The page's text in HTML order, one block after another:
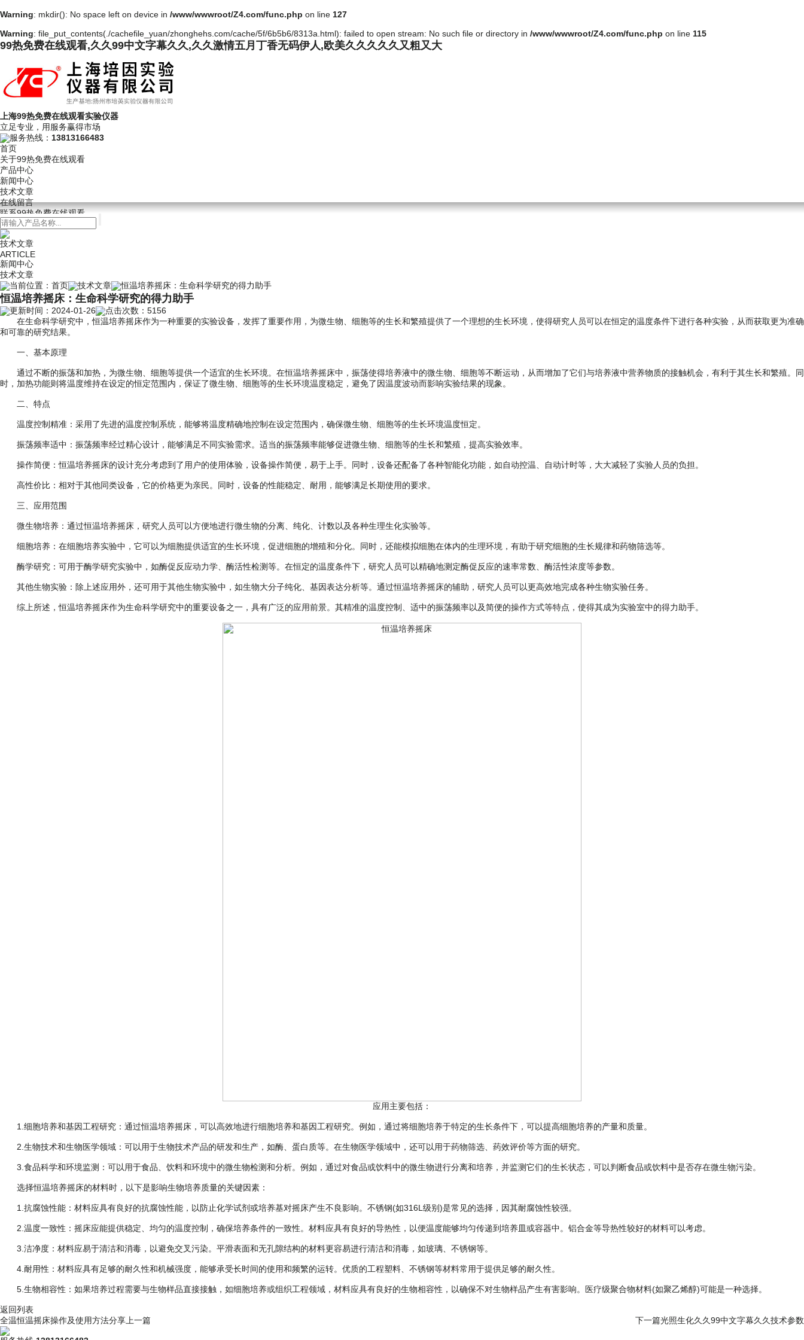
Warning: mkdir(): No space left on device in /www/wwwroot/Z4.com/func.php on line 127
Warning: file_put_contents(./cachefile_yuan/zhonghehs.com/cache/5f/6b5b6/8313a.html): failed to open stream: No such file or directory in /www/wwwroot/Z4.com/func.php on line 115
99热免费在线观看,久久99中文字幕久久,久久激情五月丁香无码伊人,欧美久久久久久又粗又大
上海99热免费在线观看实验仪器
立足专业，用服务赢得市场
服务热线： 13813166483
首页
关于99热免费在线观看
产品中心
新闻中心
技术文章
在线留言
联系99热免费在线观看
技术文章
ARTICLE
新闻中心
技术文章
当前位置： 首页 技术文章 恒温培养摇床：生命科学研究的得力助手
恒温培养摇床：生命科学研究的得力助手
更新时间：2024-01-26
点击次数：5156
在生命科学研究中，恒温培养摇床作为一种重要的实验设备，发挥了重要作用，为微生物、细胞等的生长和繁殖提供了一个理想的生长环境，使得研究人员可以在恒定的温度条件下进行各种实验，从而获取更为准确
和可靠的研究结果。
一、基本原理
通过不断的振荡和加热，为微生物、细胞等提供一个适宜的生长环境。在恒温培养摇床中，振荡使得培养液中的微生物、细胞等不断运动，从而增加了它们与培养液中营养物质的接触机会，有利于其生长和繁殖。同
时，加热功能则将温度维持在设定的恒定范围内，保证了微生物、细胞等的生长环境温度稳定，避免了因温度波动而影响实验结果的现象。
二、特点
温度控制精准：采用了先进的温度控制系统，能够将温度精确地控制在设定范围内，确保微生物、细胞等的生长环境温度恒定。
振荡频率适中：振荡频率经过精心设计，能够满足不同实验需求。适当的振荡频率能够促进微生物、细胞等的生长和繁殖，提高实验效率。
操作简便：恒温培养摇床的设计充分考虑到了用户的使用体验，设备操作简便，易于上手。同时，设备还配备了各种智能化功能，如自动控温、自动计时等，大大减轻了实验人员的负担。
高性价比：相对于其他同类设备，它的价格更为亲民。同时，设备的性能稳定、耐用，能够满足长期使用的要求。
三、应用范围
微生物培养：通过恒温培养摇床，研究人员可以方便地进行微生物的分离、纯化、计数以及各种生理生化实验等。
细胞培养：在细胞培养实验中，它可以为细胞提供适宜的生长环境，促进细胞的增殖和分化。同时，还能模拟细胞在体内的生理环境，有助于研究细胞的生长规律和药物筛选等。
酶学研究：可用于酶学研究实验中，如酶促反应动力学、酶活性检测等。在恒定的温度条件下，研究人员可以精确地测定酶促反应的速率常数、酶活性浓度等参数。
其他生物实验：除上述应用外，还可用于其他生物实验中，如生物大分子纯化、基因表达分析等。通过恒温培养摇床的辅助，研究人员可以更高效地完成各种生物实验任务。
综上所述，恒温培养摇床作为生命科学研究中的重要设备之一，具有广泛的应用前景。其精准的温度控制、适中的振荡频率以及简便的操作方式等特点，使得其成为实验室中的得力助手。
应用主要包括：
1.细胞培养和基因工程研究：通过恒温培养摇床，可以高效地进行细胞培养和基因工程研究。例如，通过将细胞培养于特定的生长条件下，可以提高细胞培养的产量和质量。
2.生物技术和生物医学领域：可以用于生物技术产品的研发和生产，如酶、蛋白质等。在生物医学领域中，还可以用于药物筛选、药效评价等方面的研究。
3.食品科学和环境监测：可以用于食品、饮料和环境中的微生物检测和分析。例如，通过对食品或饮料中的微生物进行分离和培养，并监测它们的生长状态，可以判断食品或饮料中是否存在微生物污染。
选择恒温培养摇床的材料时，以下是影响生物培养质量的关键因素：
1.抗腐蚀性能：材料应具有良好的抗腐蚀性能，以防止化学试剂或培养基对摇床产生不良影响。不锈钢(如316L级别)是常见的选择，因其耐腐蚀性较强。
2.温度一致性：摇床应能提供稳定、均匀的温度控制，确保培养条件的一致性。材料应具有良好的导热性，以便温度能够均匀传递到培养皿或容器中。铝合金等导热性较好的材料可以考虑。
3.洁净度：材料应易于清洁和消毒，以避免交叉污染。平滑表面和无孔隙结构的材料更容易进行清洁和消毒，如玻璃、不锈钢等。
4.耐用性：材料应具有足够的耐久性和机械强度，能够承受长时间的使用和频繁的运转。优质的工程塑料、不锈钢等材料常用于提供足够的耐久性。
5.生物相容性：如果培养过程需要与生物样品直接接触，如细胞培养或组织工程领域，材料应具有良好的生物相容性，以确保不对生物样品产生有害影响。医疗级聚合物材料(如聚乙烯醇)可能是一种选择。
返回列表
全温恒温摇床操作及使用方法分享 上一篇 下一篇光照生化久久99中文字幕久久技术参数